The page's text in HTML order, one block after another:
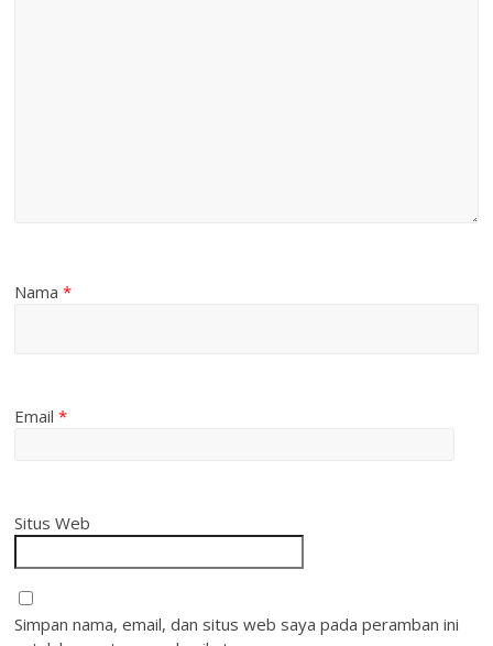
Nama*
Email*
Situs Web
Simpan nama, email, dan situs web saya pada peramban ini